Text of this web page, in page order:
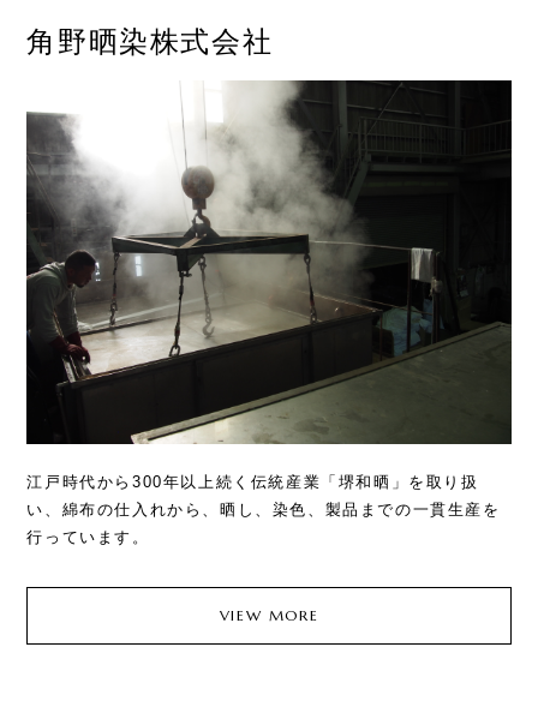
角野晒染株式会社
江戸時代から300年以上続く伝統産業「堺和晒」を取り扱
い、綿布の仕入れから、晒し、染色、製品までの一貫生産を
行っています。
VIEW MORE